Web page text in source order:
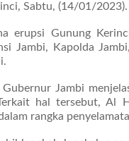
Sabtu, (14/01/2023).
erupsi Gunung
Jambi, Kapolda
Gubernur Jambi
hal tersebut, Al
rangka